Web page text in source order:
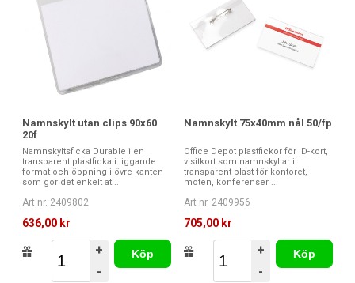
Namnskylt utan clips 90x60
20f
Namnskyltsficka Durable i en
transparent plastficka i liggande
format och öppning i övre kanten
som gör det enkelt at...
Art nr. 2409802
636,00 kr
+
-
Köp
Namnskylt 75x40mm nål 50/fp
Office Depot plastfickor för ID-kort,
visitkort som namnskyltar i
transparent plast för kontoret,
möten, konferenser ...
Art nr. 2409956
705,00 kr
+
-
Köp